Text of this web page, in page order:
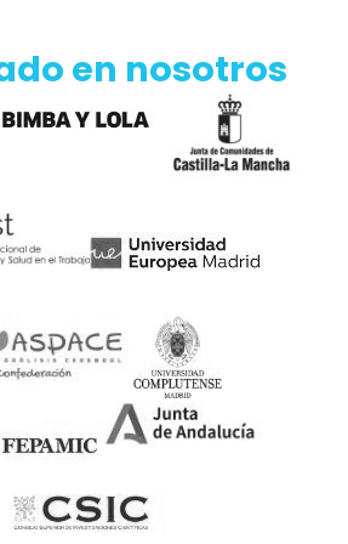
de deporte adaptado
Oscar Egéa y Victor Carretón son
con el Servicio Andaluz de